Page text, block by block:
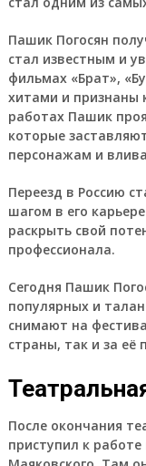
Пашик Погосян
стал известным и
фильмах «Брат»,
хитами и признаны
работах Пашик
которые
персонажам и
Переезд в Россию
шагом в его
раскрыть свой
профессионала.
Сегодня Пашик
популярных и
снимают на
страны, так и за её
После окончания
приступил к